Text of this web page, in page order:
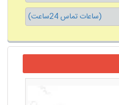
(ساعات تماس 24ساعت)